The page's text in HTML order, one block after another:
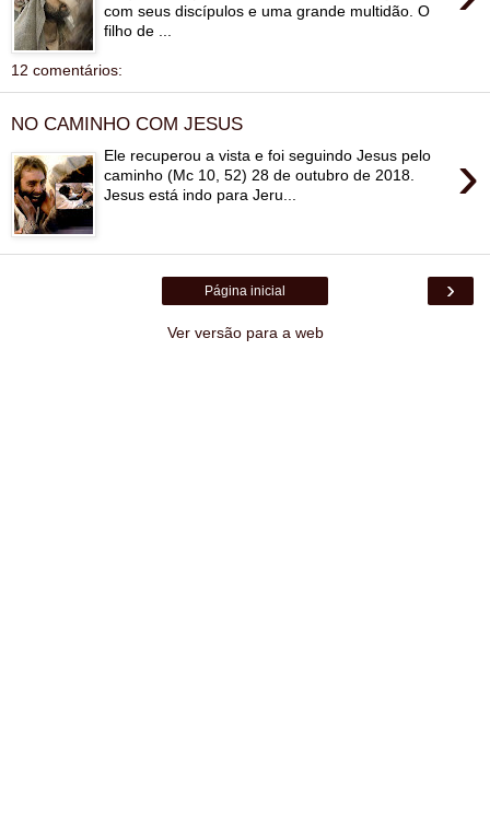
com seus discípulos e uma grande multidão. O
filho de ...
12 comentários:
NO CAMINHO COM JESUS
›
Ele recuperou a vista e foi seguindo Jesus pelo
caminho (Mc 10, 52) 28 de outubro de 2018.
Jesus está indo para Jeru...
›
Página inicial
Ver versão para a web